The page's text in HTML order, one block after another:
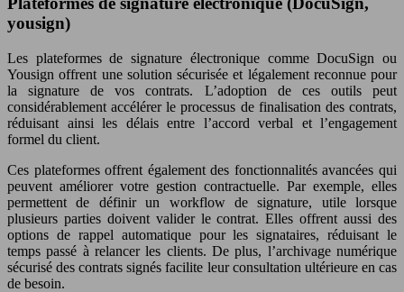
yousign)
Les plateformes de signature électronique comme DocuSign ou
Yousign offrent une solution sécurisée et légalement reconnue pour
la signature de vos contrats. L’adoption de ces outils peut
considérablement accélérer le processus de finalisation des contrats,
réduisant ainsi les délais entre l’accord verbal et l’engagement
formel du client.
Ces plateformes offrent également des fonctionnalités avancées qui
peuvent améliorer votre gestion contractuelle. Par exemple, elles
permettent de définir un workflow de signature, utile lorsque
plusieurs parties doivent valider le contrat. Elles offrent aussi des
options de rappel automatique pour les signataires, réduisant le
temps passé à relancer les clients. De plus, l’archivage numérique
sécurisé des contrats signés facilite leur consultation ultérieure en cas
de besoin.